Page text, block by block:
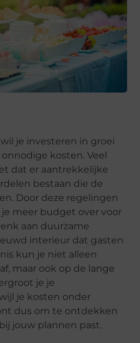
je investeren in groei
kosten. Veel
dat er aantrekkelijke
bestaan die de
Door deze regelingen
meer budget over voor
aan duurzame
interieur dat gasten
kun je niet alleen
maar ook op de lange
je je
je kosten onder
dus om te ontdekken
jouw plannen past.